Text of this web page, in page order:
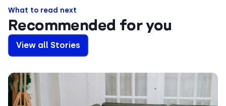
What to read next
Recommended for you
View all Stories